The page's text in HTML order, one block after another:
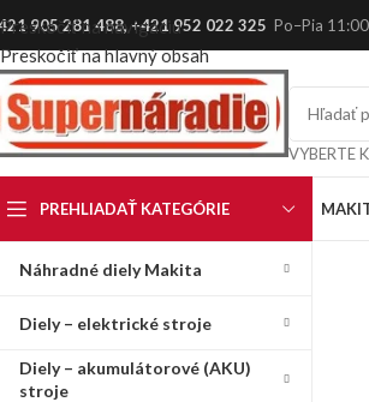
Preskočiť na navigáciu
Preskočiť na hlavný obsah
905 281 488,+421 952 022 325 Po–Pia
VYBERTE
PREHLIADAŤ KATEGÓRIE
Náhradné diely Makita
Diely – elektrické stroje
Diely – akumulátorové (AKU)
stroje